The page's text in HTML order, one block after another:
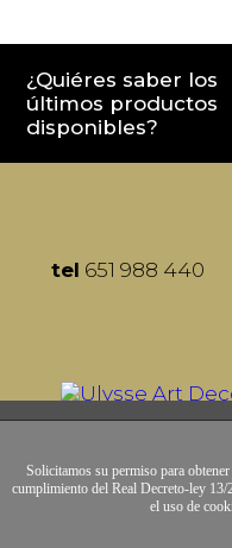
¿Quiéres saber los
últimos productos
disponibles?
tel 651 988 440
Solicitamos su permiso para
cumplimiento del Real Decreto-ley 13/
el uso de